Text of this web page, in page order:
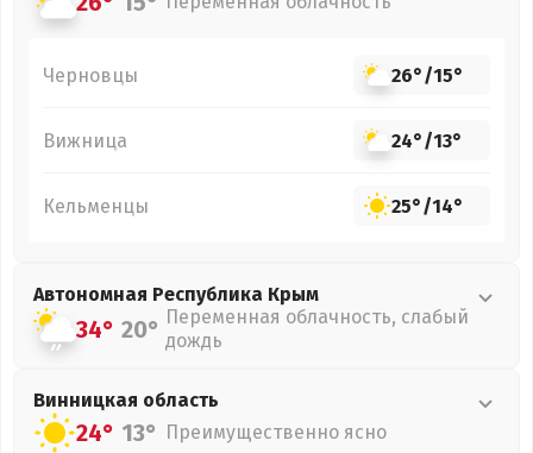
Черновцы 26°/15°
Вижница 24°/13°
Кельменцы 25°/14°
Автономная Республика Крым
34° 20° Переменная облачность, слабый
дождь
Винницкая область
24° 13° Преимущественно ясно